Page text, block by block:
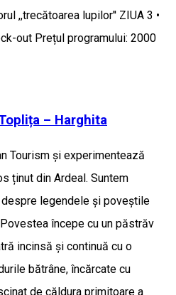
,,trecătoarea lupilor'' ZIUA 3 •
out Prețul programului: 2000
– Harghita
Tourism și experimentează
ținut din Ardeal. Suntem
legendele și poveștile
începe cu un păstrăv
incinsă și continuă cu o
bătrâne, încărcate cu
de căldura primitoare a